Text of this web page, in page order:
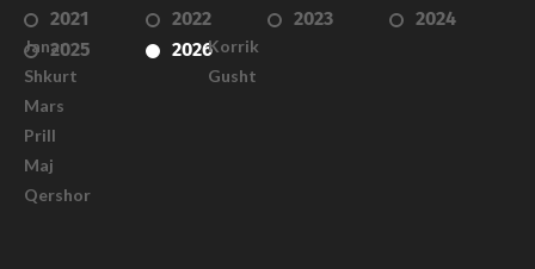
2021
2022 2023
2024
2025
2026
Janar
Shkurt
Mars
Prill
Maj
Qershor
Korrik
Gusht